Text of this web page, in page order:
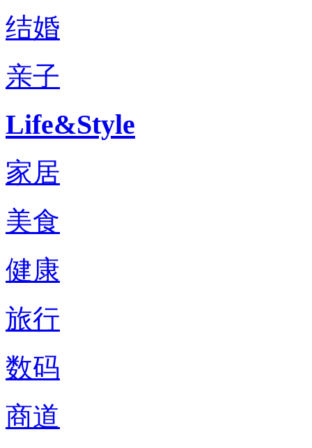
结婚
亲子
Life&Style
家居
美食
健康
旅行
数码
商道